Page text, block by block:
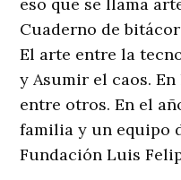
eso que se llama
Cuaderno de
El arte entre la
y Asumir el caos.
entre otros. En el
familia y un equipo
Fundación Luis